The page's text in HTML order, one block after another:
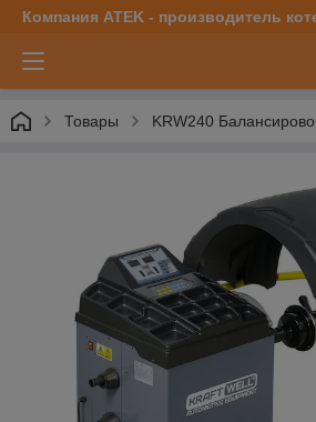
Компания ATEK - производитель
Товары KRW240